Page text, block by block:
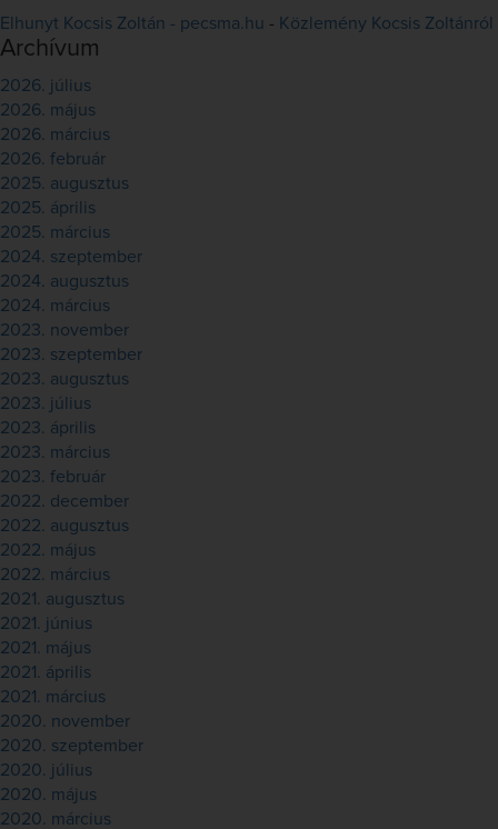
Elhunyt Kocsis Zoltán - pecsma.hu - Közlemény Kocsis Zoltánról
Archívum
2026. július
2026. május
2026. március
2026. február
2025. augusztus
2025. április
2025. március
2024. szeptember
2024. augusztus
2024. március
2023. november
2023. szeptember
2023. augusztus
2023. július
2023. április
2023. március
2023. február
2022. december
2022. augusztus
2022. május
2022. március
2021. augusztus
2021. június
2021. május
2021. április
2021. március
2020. november
2020. szeptember
2020. július
2020. május
2020. március